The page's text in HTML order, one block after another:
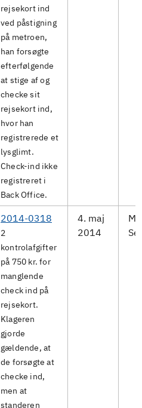
rejsekort ind
ved påstigning
på metroen,
han forsøgte
efterfølgende
at stige af og
checke sit
rejsekort ind,
hvor han
registrerede et
lysglimt.
Check-ind ikke
registreret i
Back Office.
2014-0318
2
kontrolafgifter
på 750 kr. for
manglende
check ind på
rejsekort.
Klageren
gjorde
gældende, at
de forsøgte at
checke ind,
men at
standeren
4. maj
2014